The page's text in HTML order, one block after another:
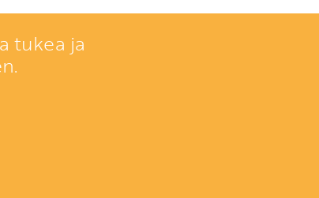
tukea ja